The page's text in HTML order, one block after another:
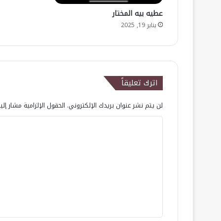
عطيه بيه المختار
يناير 19, 2025
اترك تعليقاً
لن يتم نشر عنوان بريدك الإلكتروني. الحقول الإلزامية مشار